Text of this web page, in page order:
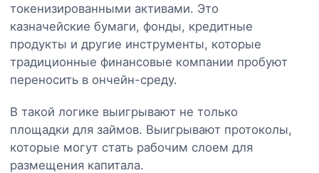
токенизированными активами. Это
казначейские бумаги, фонды, кредитные
продукты и другие инструменты, которые
традиционные финансовые компании пробуют
переносить в ончейн-среду.
В такой логике выигрывают не только
площадки для займов. Выигрывают протоколы,
которые могут стать рабочим слоем для
размещения капитала.